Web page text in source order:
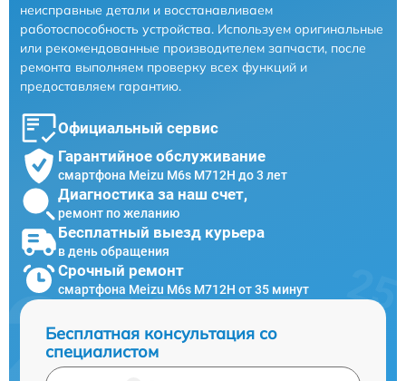
неисправные детали и восстанавливаем
работоспособность устройства. Используем оригинальные
или рекомендованные производителем запчасти, после
ремонта выполняем проверку всех функций и
предоставляем гарантию.
Официальный сервис
Гарантийное обслуживание
смартфона Meizu M6s M712H до 3 лет
Диагностика за наш счет,
ремонт по желанию
Бесплатный выезд курьера
в день обращения
Срочный ремонт
смартфона Meizu M6s M712H от 35 минут
Бесплатная консультация со
специалистом